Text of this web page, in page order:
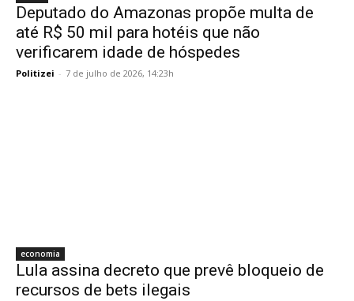
Deputado do Amazonas propõe multa de
até R$ 50 mil para hotéis que não
verificarem idade de hóspedes
Politizei - 7 de julho de 2026, 14:23h
economia
Lula assina decreto que prevê bloqueio de
recursos de bets ilegais